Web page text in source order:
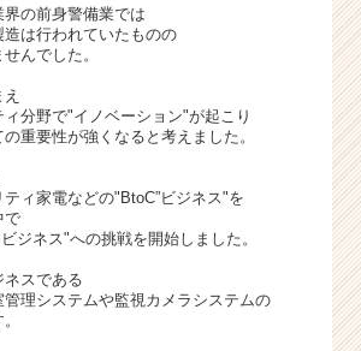
r
e
e
の前身警備業では
は行われていたものの
んでした。
分野で"イノベーション"が起こり
重要性が強くなると考えました。
ィ家電などの"BtoC”ビジネス"を
で
ジネス"への挑戦を開始しました。
スである
理システムや監視カメラシステムの